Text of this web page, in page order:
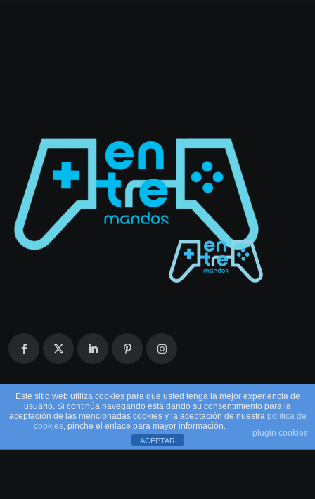
© 2026 EntreMandos. Todos los derechos
Este sitio web utiliza cookies para que usted tenga la mejor experiencia de
usuario. Si continúa navegando está dando su consentimiento para la
aceptación de las mencionadas cookies y la aceptación de nuestra política de
cookies, pinche el enlace para mayor información.
plugin cookies
ACEPTAR